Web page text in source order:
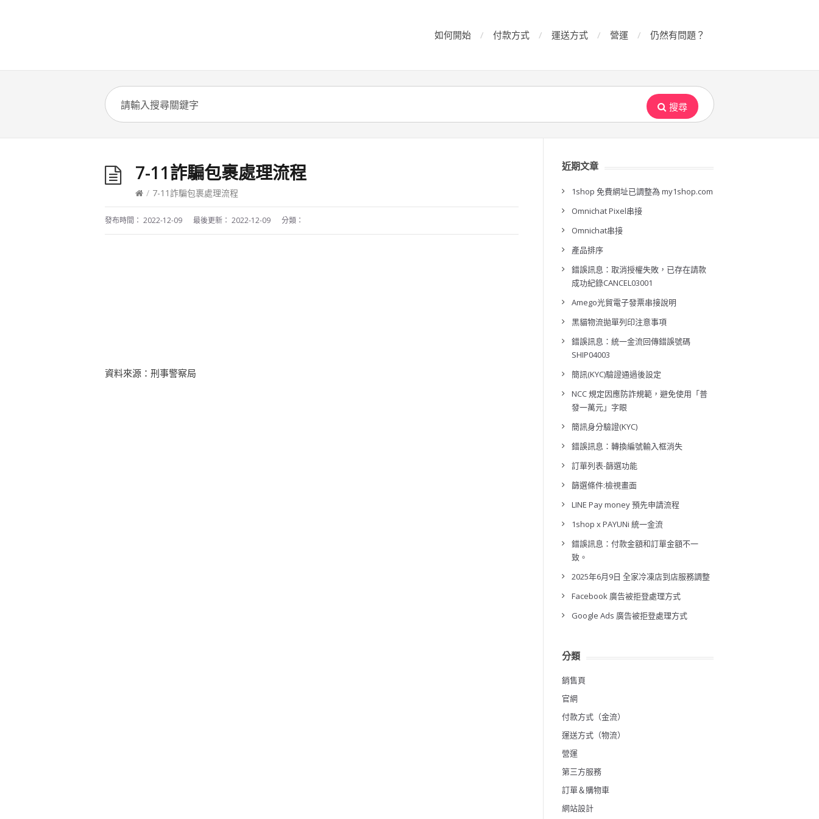
如何開始 付款方式 運送方式 營運 仍然有問題？
搜尋
7-11詐騙包裹處理流程
/ 7-11詐騙包裹處理流程
發布時間： 2022-12-09 最後更新： 2022-12-09 分類：
資料來源：刑事警察局
近期文章
1shop 免費網址已調整為 my1shop.com
Omnichat Pixel串接
Omnichat串接
產品排序
錯誤訊息：取消授權失敗，已存在請款
成功紀錄CANCEL03001
Amego光貿電子發票串接說明
黑貓物流拋單列印注意事項
錯誤訊息：統一金流回傳錯誤號碼
SHIP04003
簡訊(KYC)驗證通過後設定
NCC 規定因應防詐規範，避免使用「普
發一萬元」字眼
簡訊身分驗證(KYC)
錯誤訊息：轉換編號輸入框消失
訂單列表-篩選功能
篩選條件:檢視畫面
LINE Pay money 預先申請流程
1shop x PAYUNi 統一金流
錯誤訊息：付款金額和訂單金額不一
致。
2025年6月9日 全家冷凍店到店服務調整
Facebook 廣告被拒登處理方式
Google Ads 廣告被拒登處理方式
分類
銷售頁
官網
付款方式（金流）
運送方式（物流）
營運
第三方服務
訂單＆購物車
網站設計